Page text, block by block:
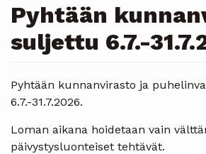
Pyhtään
suljettu 6.7.-
Pyhtään kunnanvirasto ja
6.7.-31.7.2026.
Loman aikana hoidetaan vain
päivystysluonteiset tehtävät.